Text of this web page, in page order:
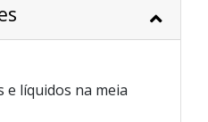
líquidos na meia